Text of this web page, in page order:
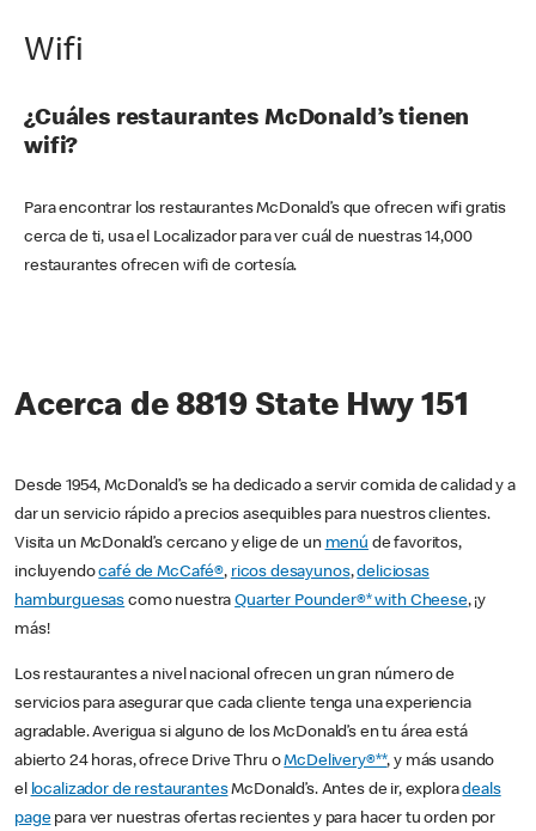
Wifi
¿Cuáles restaurantes McDonald’s tienen
wifi?
Para encontrar los restaurantes McDonald’s que ofrecen wifi gratis
cerca de ti, usa el Localizador para ver cuál de nuestras 14,000
restaurantes ofrecen wifi de cortesía.
Acerca de 8819 State Hwy 151
Desde 1954, McDonald’s se ha dedicado a servir comida de calidad y a
dar un servicio rápido a precios asequibles para nuestros clientes.
Visita un McDonald’s cercano y elige de un menú de favoritos,
incluyendocafé de McCafé®, ricos desayunos,deliciosas
hamburguesas como nuestraQuarter Pounder®* with Cheese, ¡y
más!
Los restaurantes a nivel nacional ofrecen un gran número de
servicios para asegurar que cada cliente tenga una experiencia
agradable. Averigua si alguno de los McDonald’s en tu área está
abierto 24 horas, ofrece Drive Thru oMcDelivery®**, y más usando
el localizador de restaurantesMcDonald’s. Antes de ir, exploradeals
pagepara ver nuestras ofertas recientes y para hacer tu orden por